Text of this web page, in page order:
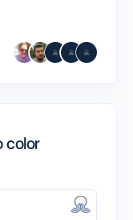
color